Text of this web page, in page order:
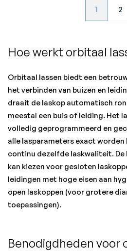
1 2
Hoe werkt orbitaal
Orbitaal lassen biedt een
het verbinden van buizen en
draait de laskop automatisch
meestal een buis of leiding. Het
volledig geprogrammeerd en
alle lasparameters exact worden
continu dezelfde laskwaliteit.
kan kiezen voor gesloten
leidingen met hoge eisen aan
open laskoppen (voor grotere
toepassingen).
Benodigdheden voor